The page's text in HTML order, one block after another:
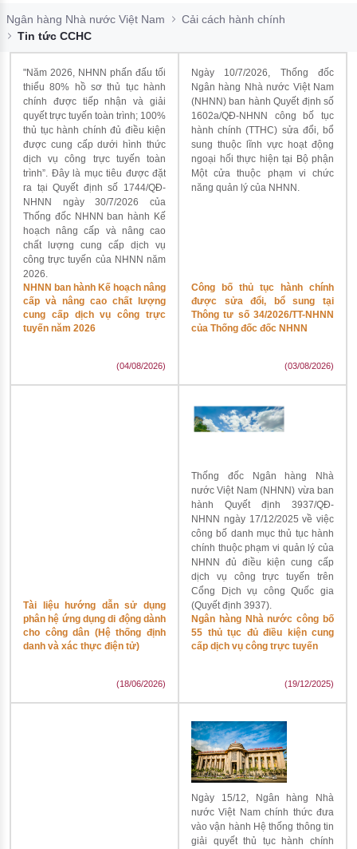
Đào tạo ISO
Ngân hàng Nhà nước Việt Nam
Cải cách hành chính
Tin tức CCHC
NHNN ban hành Kế hoạch nâng
cấp và nâng cao chất lượng
cung cấp dịch vụ công trực
tuyến năm 2026
"Năm 2026, NHNN phấn đấu tối
thiểu 80% hồ sơ thủ tục hành
chính được tiếp nhận và giải
quyết trực tuyến toàn trình; 100%
thủ tục hành chính đủ điều kiện
được cung cấp dưới hình thức
dịch vụ công trực tuyến toàn
trình”. Đây là mục tiêu được đặt
ra tại Quyết định số 1744/QĐ-
NHNN ngày 30/7/2026 của
Thống đốc NHNN ban hành Kế
hoạch nâng cấp và nâng cao
chất lượng cung cấp dịch vụ
công trực tuyến của NHNN năm
2026.
(04/08/2026)
Công bố thủ tục hành chính
được sửa đổi, bổ sung tại
Thông tư số 34/2026/TT-NHNN
của Thống đốc đốc NHNN
Ngày 10/7/2026, Thống đốc
Ngân hàng Nhà nước Việt Nam
(NHNN) ban hành Quyết định số
1602a/QĐ-NHNN công bố tục
hành chính (TTHC) sửa đổi, bổ
sung thuộc lĩnh vực hoạt động
ngoại hối thực hiện tại Bộ phận
Một cửa thuộc phạm vi chức
năng quản lý của NHNN.
(03/08/2026)
Tài liệu hướng dẫn sử dụng
phân hệ ứng dụng di động dành
cho công dân (Hệ thống định
danh và xác thực điện tử)
(18/06/2026)
Ngân hàng Nhà nước công bố
55 thủ tục đủ điều kiện cung
cấp dịch vụ công trực tuyến
Thống đốc Ngân hàng Nhà
nước Việt Nam (NHNN) vừa ban
hành Quyết định 3937/QĐ-
NHNN ngày 17/12/2025 về việc
công bố danh mục thủ tục hành
chính thuộc phạm vi quản lý của
NHNN đủ điều kiện cung cấp
dịch vụ công trực tuyến trên
Cổng Dịch vụ công Quốc gia
(Quyết định 3937).
(19/12/2025)
Ngày 15/12, Ngân hàng Nhà
nước Việt Nam chính thức đưa
vào vận hành Hệ thống thông tin
giải quyết thủ tục hành chính